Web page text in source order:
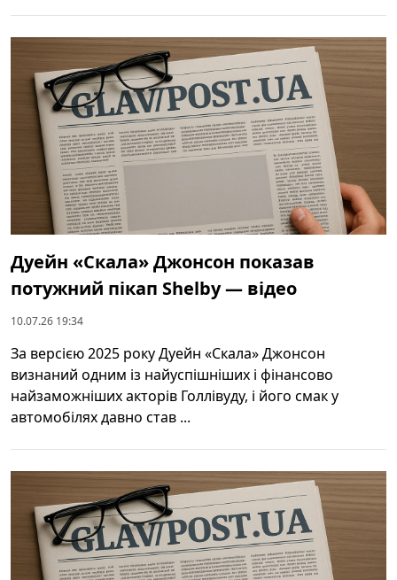
Дуейн «Скала» Джонсон показав
потужний пікап Shelby — відео
10.07.26 19:34
За версією 2025 року Дуейн «Скала» Джонсон
визнаний одним із найуспішніших і фінансово
найзаможніших акторів Голлівуду, і його смак у
автомобілях давно став ...